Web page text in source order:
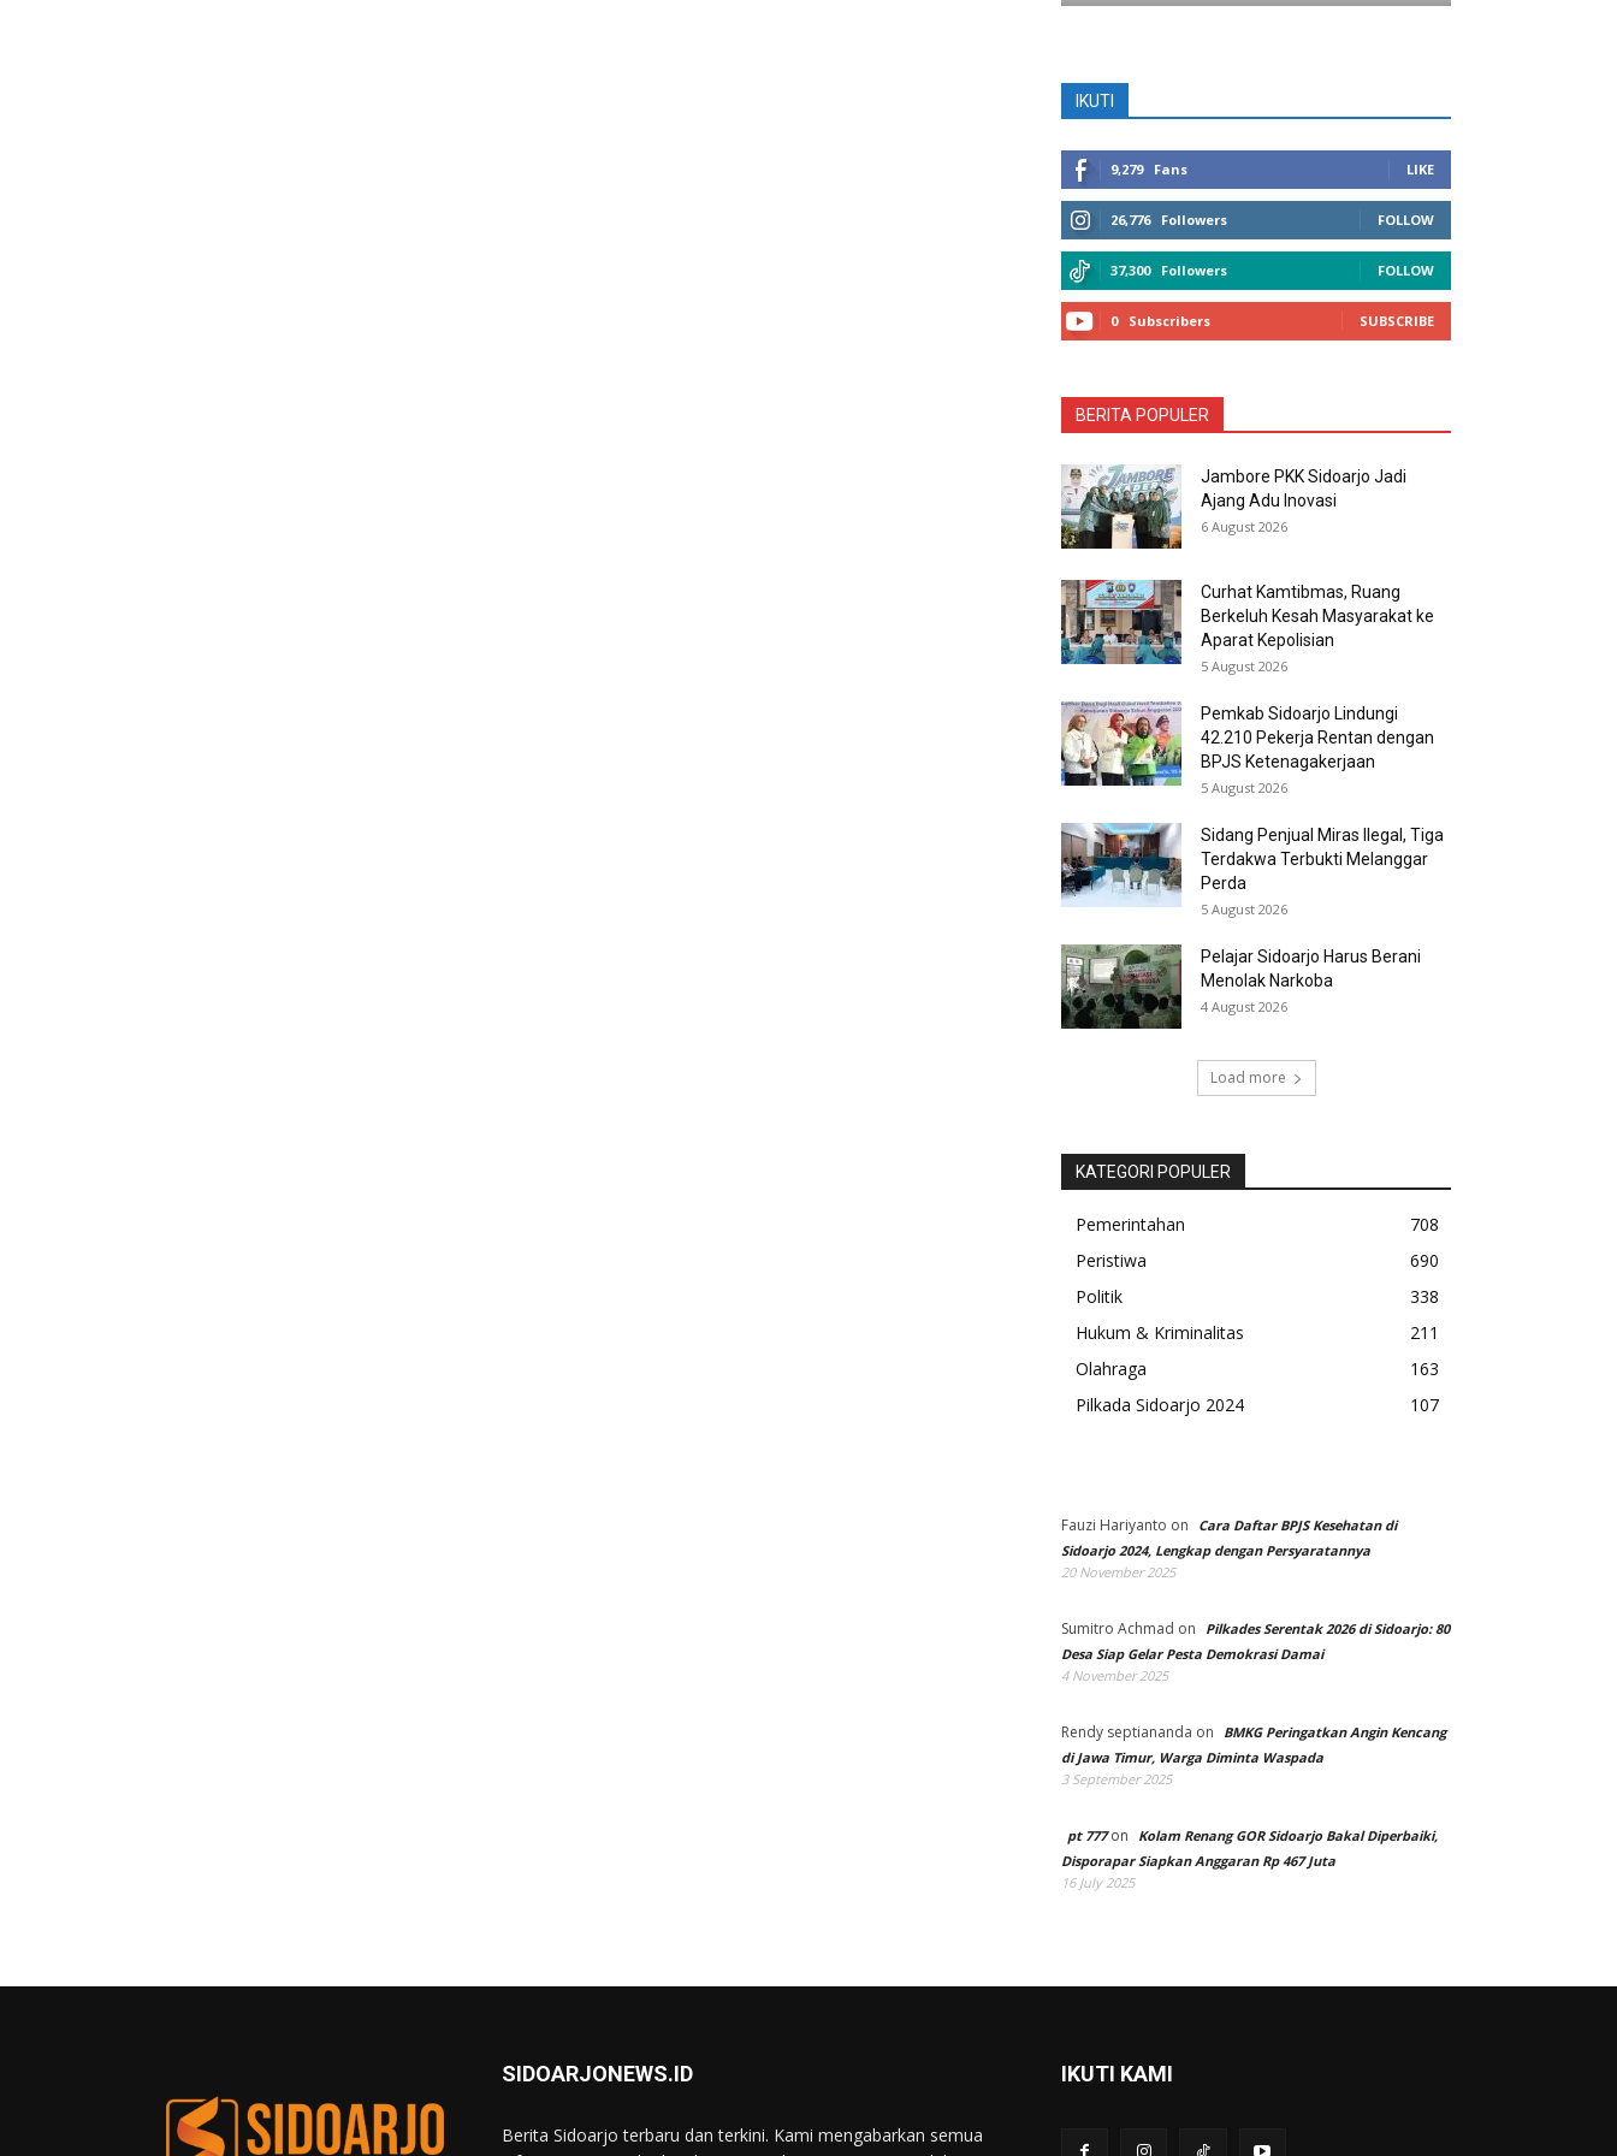
IKUTI
9,279 Fans LIKE
26,776 Followers FOLLOW
37,300 Followers FOLLOW
0 Subscribers SUBSCRIBE
BERITA POPULER
Jambore PKK Sidoarjo Jadi
Ajang Adu Inovasi
6 August 2026
Curhat Kamtibmas, Ruang
Berkeluh Kesah Masyarakat ke
Aparat Kepolisian
5 August 2026
Pemkab Sidoarjo Lindungi
42.210 Pekerja Rentan dengan
BPJS Ketenagakerjaan
5 August 2026
Sidang Penjual Miras Ilegal, Tiga
Terdakwa Terbukti Melanggar
Perda
5 August 2026
Pelajar Sidoarjo Harus Berani
Menolak Narkoba
4 August 2026
Load more
KATEGORI POPULER
Pemerintahan
708
Peristiwa
690
Politik
338
Hukum & Kriminalitas
211
Olahraga
163
Pilkada Sidoarjo 2024
107
Fauzi Hariyanto on
Cara Daftar BPJS Kesehatan di
Sidoarjo 2024, Lengkap dengan Persyaratannya
20 November 2025
Sumitro Achmad on
Pilkades Serentak 2026 di Sidoarjo: 80
Desa Siap Gelar Pesta Demokrasi Damai
4 November 2025
Rendy septiananda on
BMKG Peringatkan Angin Kencang
di Jawa Timur, Warga Diminta Waspada
3 September 2025
pt 777on
Kolam Renang GOR Sidoarjo Bakal Diperbaiki,
Disporapar Siapkan Anggaran Rp 467 Juta
16 July 2025
SIDOARJONEWS.ID
Berita Sidoarjo terbaru dan terkini. Kami mengabarkan semua
IKUTI KAMI